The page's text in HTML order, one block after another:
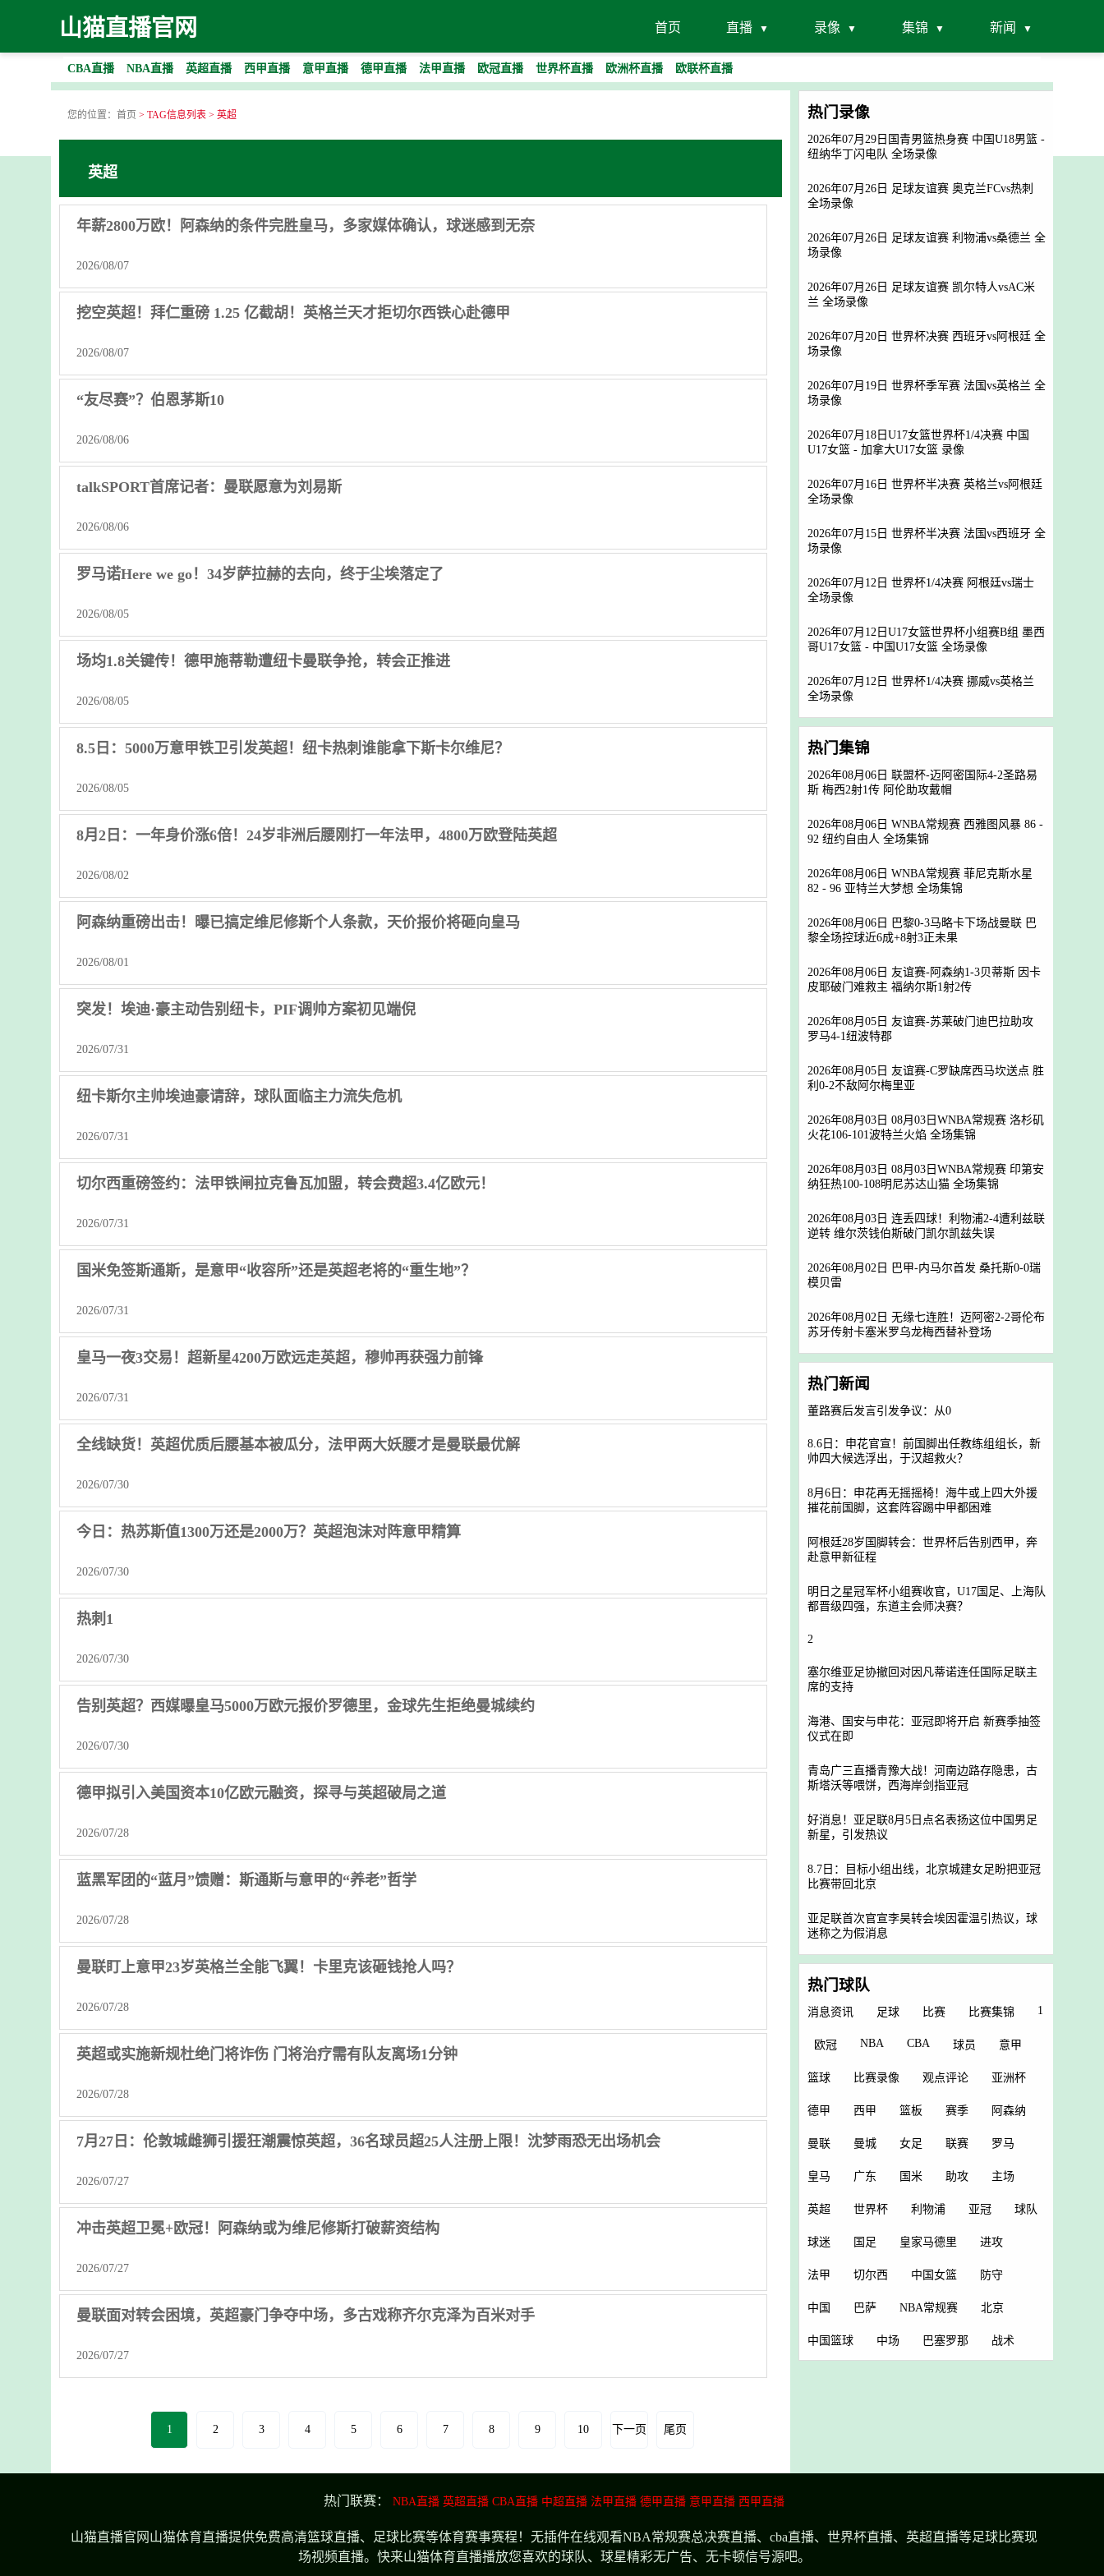
山猫直播官网 首页 直播 录像 集锦 新闻
CBA直播 NBA直播 英超直播 西甲直播 意甲直播 德甲直播 法甲直播 欧冠直播 世界杯直播 欧洲杯直播 欧联杯直播
您的位置： 首页 > TAG信息列表 > 英超
英超
年薪2800万欧！阿森纳的条件完胜皇马，多家媒体确认，球迷感到无奈
2026/08/07
挖空英超！拜仁重磅 1.25 亿截胡！英格兰天才拒切尔西铁心赴德甲
2026/08/07
“友尽赛”？伯恩茅斯10
2026/08/06
talkSPORT首席记者：曼联愿意为刘易斯
2026/08/06
罗马诺Here we go！34岁萨拉赫的去向，终于尘埃落定了
2026/08/05
场均1.8关键传！德甲施蒂勒遭纽卡曼联争抢，转会正推进
2026/08/05
8.5日：5000万意甲铁卫引发英超！纽卡热刺谁能拿下斯卡尔维尼？
2026/08/05
8月2日：一年身价涨6倍！24岁非洲后腰刚打一年法甲，4800万欧登陆英超
2026/08/02
阿森纳重磅出击！曝已搞定维尼修斯个人条款，天价报价将砸向皇马
2026/08/01
突发！埃迪·豪主动告别纽卡，PIF调帅方案初见端倪
2026/07/31
纽卡斯尔主帅埃迪豪请辞，球队面临主力流失危机
2026/07/31
切尔西重磅签约：法甲铁闸拉克鲁瓦加盟，转会费超3.4亿欧元！
2026/07/31
国米免签斯通斯，是意甲“收容所”还是英超老将的“重生地”？
2026/07/31
皇马一夜3交易！超新星4200万欧远走英超，穆帅再获强力前锋
2026/07/31
全线缺货！英超优质后腰基本被瓜分，法甲两大妖腰才是曼联最优解
2026/07/30
今日：热苏斯值1300万还是2000万？英超泡沫对阵意甲精算
2026/07/30
热刺1
2026/07/30
告别英超？西媒曝皇马5000万欧元报价罗德里，金球先生拒绝曼城续约
2026/07/30
德甲拟引入美国资本10亿欧元融资，探寻与英超破局之道
2026/07/28
蓝黑军团的“蓝月”馈赠：斯通斯与意甲的“养老”哲学
2026/07/28
曼联盯上意甲23岁英格兰全能飞翼！卡里克该砸钱抢人吗？
2026/07/28
英超或实施新规杜绝门将诈伤 门将治疗需有队友离场1分钟
2026/07/28
7月27日：伦敦城雌狮引援狂潮震惊英超，36名球员超25人注册上限！沈梦雨恐无出场机会
2026/07/27
冲击英超卫冕+欧冠！阿森纳或为维尼修斯打破薪资结构
2026/07/27
曼联面对转会困境，英超豪门争夺中场，多古戏称齐尔克泽为百米对手
2026/07/27
1 2 3 4 5 6 7 8 9 10 下一页 尾页
热门录像
2026年07月29日国青男篮热身赛 中国U18男篮 -
纽纳华丁闪电队 全场录像
2026年07月26日 足球友谊赛 奥克兰FCvs热刺
全场录像
2026年07月26日 足球友谊赛 利物浦vs桑德兰 全
场录像
2026年07月26日 足球友谊赛 凯尔特人vsAC米
兰 全场录像
2026年07月20日 世界杯决赛 西班牙vs阿根廷 全
场录像
2026年07月19日 世界杯季军赛 法国vs英格兰 全
场录像
2026年07月18日U17女篮世界杯1/4决赛 中国
U17女篮 - 加拿大U17女篮 录像
2026年07月16日 世界杯半决赛 英格兰vs阿根廷
全场录像
2026年07月15日 世界杯半决赛 法国vs西班牙 全
场录像
2026年07月12日 世界杯1/4决赛 阿根廷vs瑞士
全场录像
2026年07月12日U17女篮世界杯小组赛B组 墨西
哥U17女篮 - 中国U17女篮 全场录像
2026年07月12日 世界杯1/4决赛 挪威vs英格兰
全场录像
热门集锦
2026年08月06日 联盟杯-迈阿密国际4-2圣路易
斯 梅西2射1传 阿伦助攻戴帽
2026年08月06日 WNBA常规赛 西雅图风暴 86 -
92 纽约自由人 全场集锦
2026年08月06日 WNBA常规赛 菲尼克斯水星
82 - 96 亚特兰大梦想 全场集锦
2026年08月06日 巴黎0-3马略卡下场战曼联 巴
黎全场控球近6成+8射3正未果
2026年08月06日 友谊赛-阿森纳1-3贝蒂斯 因卡
皮耶破门难救主 福纳尔斯1射2传
2026年08月05日 友谊赛-苏莱破门迪巴拉助攻
罗马4-1纽波特郡
2026年08月05日 友谊赛-C罗缺席西马坎送点 胜
利0-2不敌阿尔梅里亚
2026年08月03日 08月03日WNBA常规赛 洛杉矶
火花106-101波特兰火焰 全场集锦
2026年08月03日 08月03日WNBA常规赛 印第安
纳狂热100-108明尼苏达山猫 全场集锦
2026年08月03日 连丢四球！利物浦2-4遭利兹联
逆转 维尔茨钱伯斯破门凯尔凯兹失误
2026年08月02日 巴甲-内马尔首发 桑托斯0-0瑞
模贝雷
2026年08月02日 无缘七连胜！迈阿密2-2哥伦布
苏牙传射卡塞米罗乌龙梅西替补登场
热门新闻
董路赛后发言引发争议：从0
8.6日：申花官宣！前国脚出任教练组组长，新
帅四大候选浮出，于汉超救火？
8月6日：申花再无摇摇椅！海牛或上四大外援
摧花前国脚，这套阵容踢中甲都困难
阿根廷28岁国脚转会：世界杯后告别西甲，奔
赴意甲新征程
明日之星冠军杯小组赛收官，U17国足、上海队
都晋级四强，东道主会师决赛？
2
塞尔维亚足协撤回对因凡蒂诺连任国际足联主
席的支持
海港、国安与申花：亚冠即将开启 新赛季抽签
仪式在即
青岛广三直播青豫大战！河南边路存隐患，古
斯塔沃等喂饼，西海岸剑指亚冠
好消息！亚足联8月5日点名表扬这位中国男足
新星，引发热议
8.7日：目标小组出线，北京城建女足盼把亚冠
比赛带回北京
亚足联首次官宣李昊转会埃因霍温引热议，球
迷称之为假消息
热门球队
消息资讯 足球 比赛 比赛集锦 1
欧冠 NBA CBA 球员 意甲
篮球 比赛录像 观点评论 亚洲杯
德甲 西甲 篮板 赛季 阿森纳
曼联 曼城 女足 联赛 罗马
皇马 广东 国米 助攻 主场
英超 世界杯 利物浦 亚冠 球队
球迷 国足 皇家马德里 进攻
法甲 切尔西 中国女篮 防守
中国 巴萨 NBA常规赛 北京
中国篮球 中场 巴塞罗那 战术
热门联赛： NBA直播 英超直播 CBA直播 中超直播 法甲直播 德甲直播 意甲直播 西甲直播
山猫直播官网山猫体育直播提供免费高清篮球直播、足球比赛等体育赛事赛程！无插件在线观看NBA常规赛总决赛直播、cba直播、世界杯直播、英超直播等足球比赛现
场视频直播。快来山猫体育直播播放您喜欢的球队、球星精彩无广告、无卡顿信号源吧。